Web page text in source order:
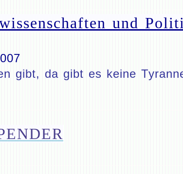
und
gibt, da gibt es keine